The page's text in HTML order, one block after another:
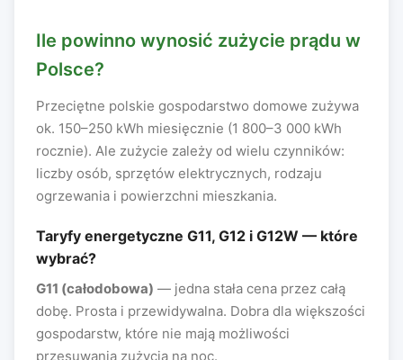
Ile powinno wynosić zużycie prądu w
Polsce?
Przeciętne polskie gospodarstwo domowe zużywa
ok. 150–250 kWh miesięcznie (1 800–3 000 kWh
rocznie). Ale zużycie zależy od wielu czynników:
liczby osób, sprzętów elektrycznych, rodzaju
ogrzewania i powierzchni mieszkania.
Taryfy energetyczne G11, G12 i G12W — które
wybrać?
G11 (całodobowa) — jedna stała cena przez całą
dobę. Prosta i przewidywalna. Dobra dla większości
gospodarstw, które nie mają możliwości
przesuwania zużycia na noc.